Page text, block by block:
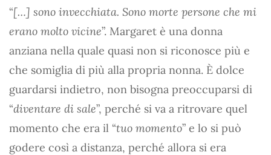
“[…] sono invecchiata. Sono morte persone che mi
erano molto vicine”. Margaret è una donna
anziana nella quale quasi non si riconosce più e
che somiglia di più alla propria nonna. È dolce
guardarsi indietro, non bisogna preoccuparsi di
“diventare di sale”, perché si va a ritrovare quel
momento che era il “tuo momento” e lo si può
godere così a distanza, perché allora si era